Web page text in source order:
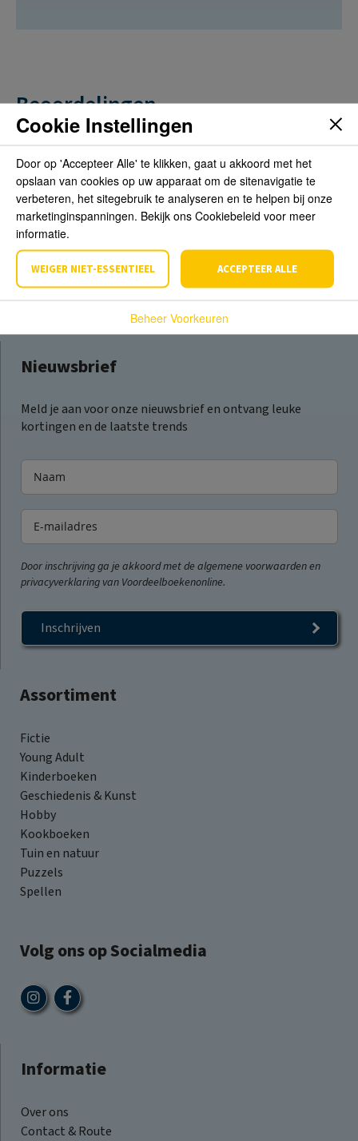
Beoordelingen
Schrijf de eerste review over dit product
Schrijf een beoordeling
Assortiment
Fictie
Young Adult
Kinderboeken
Geschiedenis & Kunst
Hobby
Kookboeken
Tuin en natuur
Puzzels
Spellen
Volg ons op Socialmedia
Informatie
Over ons
Contact & Route
Nieuwsbrief
Meld je aan voor onze nieuwsbrief en ontvang leuke
kortingen en de laatste trends
Door inschrijving ga je akkoord met de algemene voorwaarden en
privacyverklaring van Voordeelboekenonline.
Inschrijven
Cookie Instellingen
Door op 'Accepteer Alle' te klikken, gaat u akkoord met het
opslaan van cookies op uw apparaat om de sitenavigatie te
verbeteren, het sitegebruik te analyseren en te helpen bij onze
marketinginspanningen. Bekijk ons Cookiebeleid voor meer
informatie.
WEIGER NIET-ESSENTIEEL ACCEPTEER ALLE
Beheer Voorkeuren